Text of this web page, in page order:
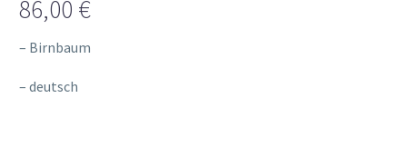
86,00 €
– Birnbaum
– deutsch